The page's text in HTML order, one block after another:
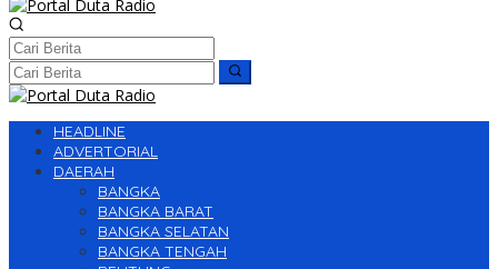
HEADLINE
ADVERTORIAL
DAERAH
BANGKA
BANGKA BARAT
BANGKA SELATAN
BANGKA TENGAH